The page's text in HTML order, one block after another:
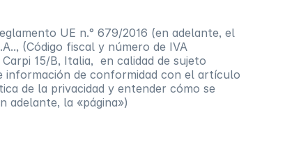
UE n.° 679/2016 (en adelante, el
(Código fiscal y número de IVA
15/B, Italia, en calidad de sujeto
información de conformidad con el artículo
de la privacidad y entender cómo se
adelante, la «página»)